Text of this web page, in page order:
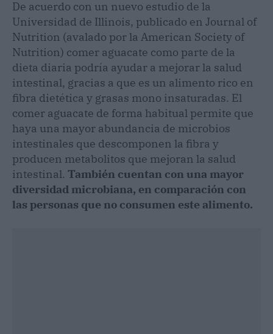
De acuerdo con un nuevo estudio de la
Universidad de Illinois, publicado en Journal of
Nutrition (avalado por la American Society of
Nutrition) comer aguacate como parte de la
dieta diaria podría ayudar a mejorar la salud
intestinal, gracias a que es un alimento rico en
fibra dietética y grasas mono insaturadas. El
comer aguacate de forma habitual permite que
haya una mayor abundancia de microbios
intestinales que descomponen la fibra y
producen metabolitos que mejoran la salud
intestinal. También cuentan con una mayor
diversidad microbiana, en comparación con
las personas que no consumen este alimento.